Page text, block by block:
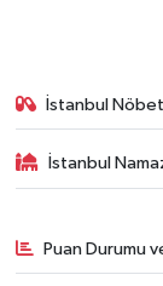
İstanbul
İstanbul
Puan Durumu